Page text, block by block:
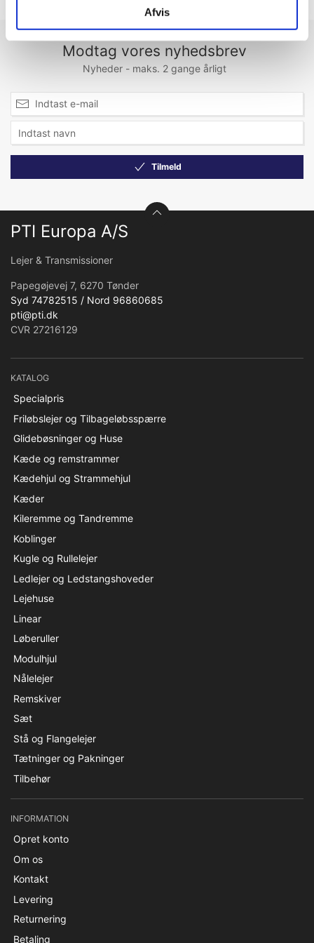
Afvis
Modtag vores nyhedsbrev
Nyheder - maks. 2 gange årligt
Tilmeld
PTI Europa A/S
Lejer & Transmissioner
Papegøjevej 7, 6270 Tønder
Syd 74782515 / Nord 96860685
pti@pti.dk
CVR 27216129
KATALOG
Specialpris
Friløbslejer og Tilbageløbsspærre
Glidebøsninger og Huse
Kæde og remstrammer
Kædehjul og Strammehjul
Kæder
Kileremme og Tandremme
Koblinger
Kugle og Rullelejer
Ledlejer og Ledstangshoveder
Lejehuse
Linear
Løberuller
Modulhjul
Nålelejer
Remskiver
Sæt
Stå og Flangelejer
Tætninger og Pakninger
Tilbehør
INFORMATION
Opret konto
Om os
Kontakt
Levering
Returnering
Betaling